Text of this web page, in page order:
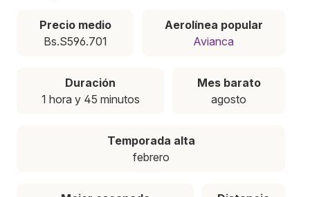
Precio medio
Bs.S596.701
Aerolínea popular
Avianca
Duración
1 hora y 45 minutos
Mes barato
agosto
Temporada alta
febrero